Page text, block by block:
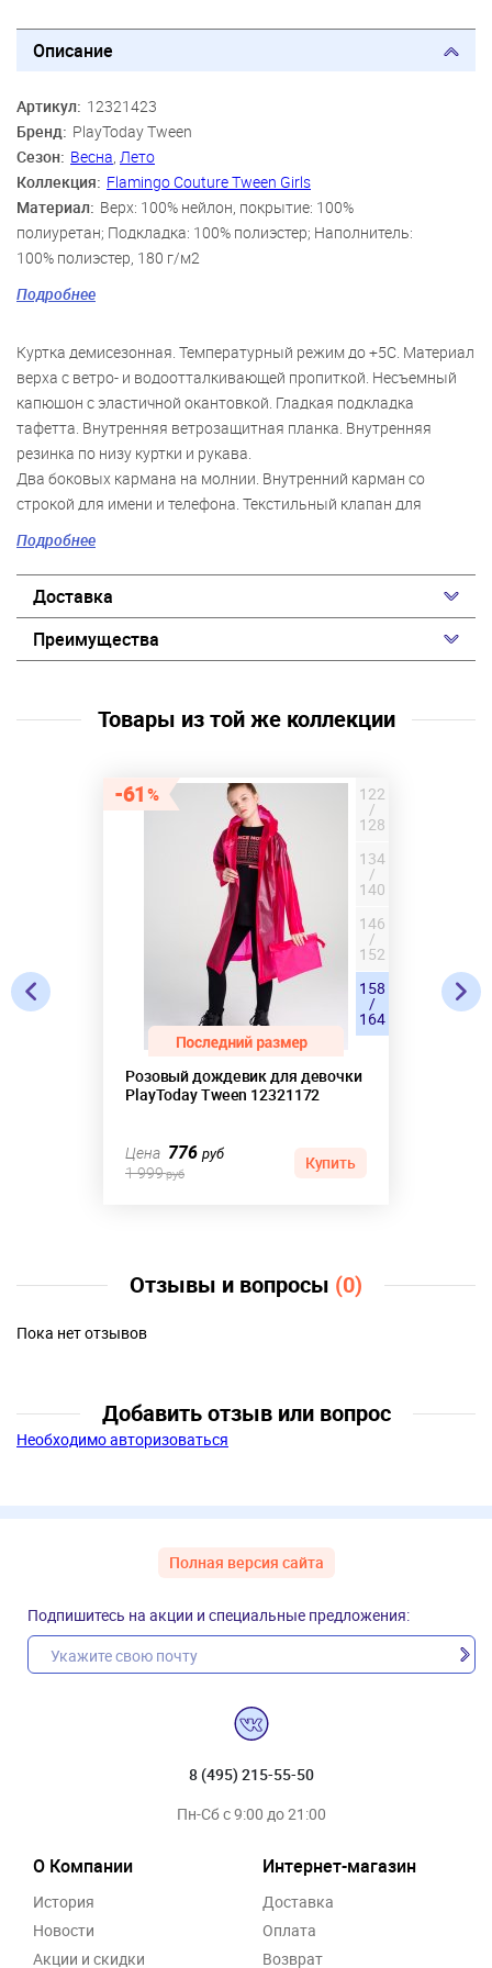
Описание
Артикул: 12321423
Бренд: PlayToday Tween
Сезон: Весна, Лето
Коллекция: Flamingo Couture Tween Girls
Материал: Верх: 100% нейлон, покрытие: 100%
полиуретан; Подкладка: 100% полиэстер; Наполнитель:
100% полиэстер, 180 г/м2
черный
Скидка: 46%
Подробнее
Куртка демисезонная. Температурный режим до +5С. Материал
верха c ветро- и водоотталкивающей пропиткой. Несъемный
капюшон с эластичной окантовкой. Гладкая подкладка
тафетта. Внутренняя ветрозащитная планка. Внутренняя
резинка по низу куртки и рукава.
Два боковых кармана на молнии. Внутренний карман со
строкой для имени и телефона. Текстильный клапан для
защиты подбородка при застегивании молнии.
Светоотражающие элементы.
*температурный режим является рекомендованным,
необходимо учитывать уровень активности ребенка и
многослойность поддевочной одежды.
Подробнее
Доставка
Преимущества
Товары из той же коллекции
61
Розовый дождевик для девочки
PlayToday Tween 12321172
122
/
128
134
/
140
146
/
152
158
/
164
Цена 776руб
1 999руб
Купить
Отзывы и вопросы (0)
Пока нет отзывов
Добавить отзыв или вопрос
Необходимо авторизоваться
Полная версия сайта
Подпишитесь на акции и специальные предложения:
8 (495) 215-55-50
Пн-Сб с 9:00 до 21:00
О Компании
История
Новости
Акции и скидки
Интернет-магазин
Доставка
Оплата
Возврат